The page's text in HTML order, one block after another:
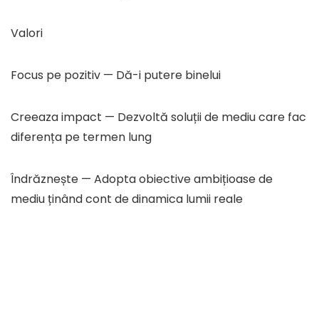
Valori
Focus pe pozitiv — Dă-i putere binelui
Creeaza impact — Dezvoltă soluții de mediu care fac
diferența pe termen lung
Îndrăznește — Adopta obiective ambițioase de
mediu ținând cont de dinamica lumii reale